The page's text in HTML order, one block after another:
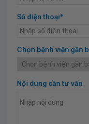
Số điện thoại*
Chọn bệnh viện gần
Nội dung cần tư vấn